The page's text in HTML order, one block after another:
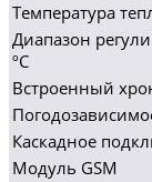
Температура
Диапазон
ºC
Встроенный
Каскадное
Модуль GSM